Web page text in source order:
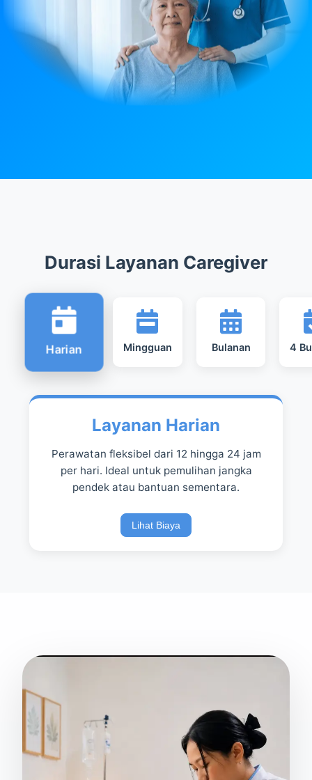
Durasi Layanan Caregiver
Harian Mingguan Bulanan 4
Layanan Harian
Perawatan fleksibel dari 12 hingga 24 jam
per hari. Ideal untuk pemulihan jangka
pendek atau bantuan sementara.
Lihat Biaya